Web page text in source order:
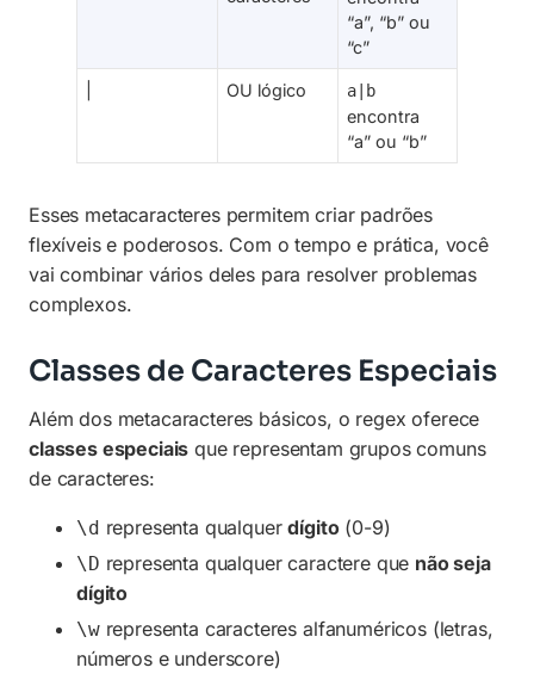
“a”, “b” ou
“c”
OU lógico a|b
encontra
“a” ou “b”
Esses metacaracteres permitem criar padrões
flexíveis e poderosos. Com o tempo e prática, você
vai combinar vários deles para resolver problemas
complexos.
Classes de Caracteres Especiais
Além dos metacaracteres básicos, o regex oferece
classes especiais que representam grupos comuns
de caracteres:
\d representa qualquerdígito(0-9)
\D representa qualquer caractere que não seja
dígito
\wrepresenta caracteres alfanuméricos (letras,
números e underscore)